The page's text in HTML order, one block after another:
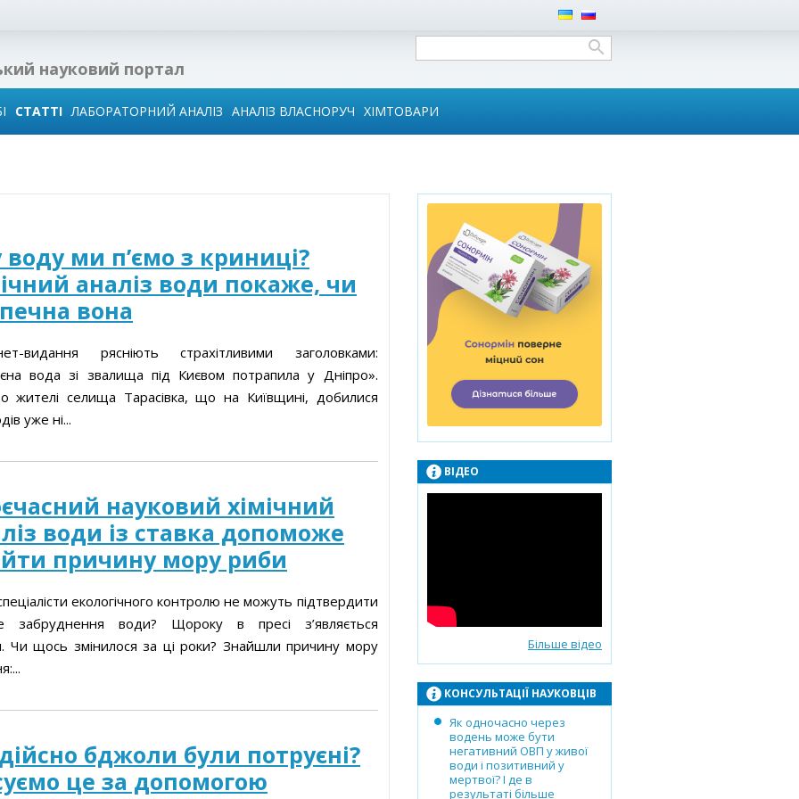
науковий портал
СТАТТІ ЛАБОРАТОРНИЙ АНАЛІЗ АНАЛІЗ ВЛАСНОРУЧ ХІМТОВАРИ
воду ми п’ємо з криниці?
аналіз води покаже, чи
вона
видання рясніють страхітливими заголовками:
вода зі звалища під Києвом потрапила у Дніпро».
селища Тарасівка, що на Київщині, добилися
уже ні...
науковий хімічний
води із ставка допоможе
причину мору риби
екологічного контролю не можуть підтвердити
забруднення води? Щороку в пресі з’являється
Чи щось змінилося за ці роки? Знайшли причину мору
бджоли були потруєні?
це за допомогою
ВІДЕО
Більше відео
КОНСУЛЬТАЦІЇ НАУКОВЦІВ
Як одночасно через
водень може бути
негативний ОВП у живої
води і позитивний у
мертвої? І де в
результаті більше